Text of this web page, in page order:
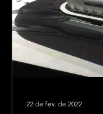
22 de fev. de 2022